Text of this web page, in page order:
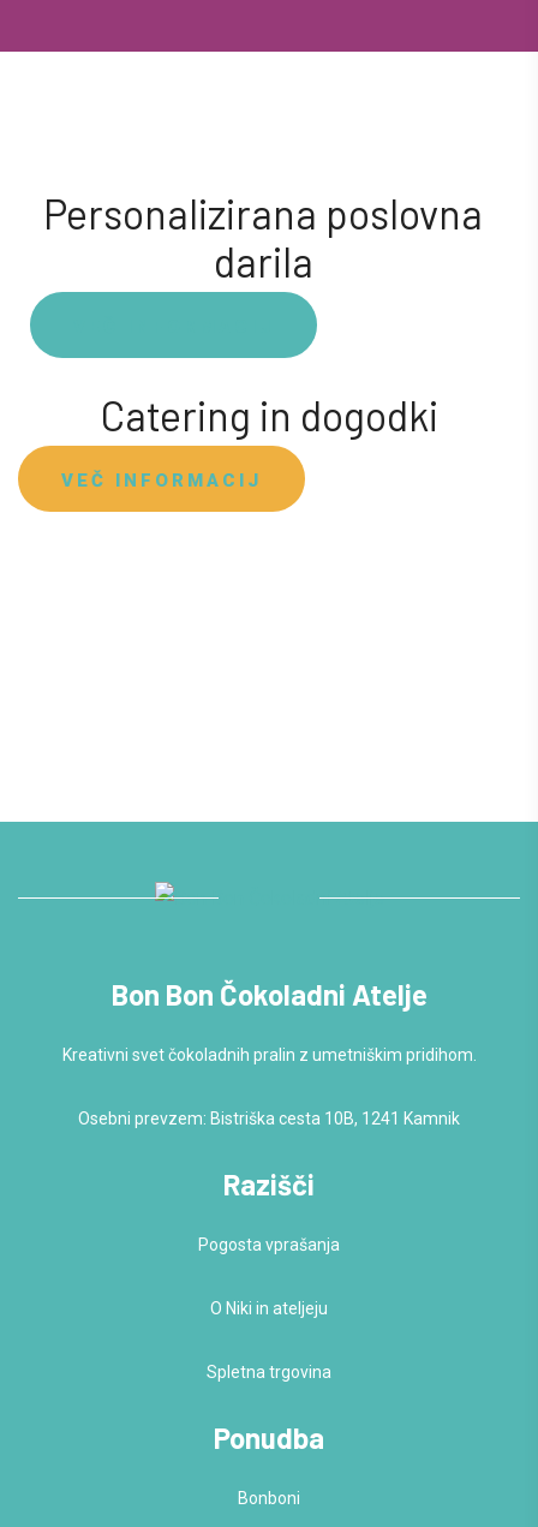
Personalizirana poslovna
darila
Catering in dogodki
VEČ INFORMACIJ
Bon Bon Čokoladni Atelje
Kreativni svet čokoladnih pralin z umetniškim pridihom.
Osebni prevzem: Bistriška cesta 10B, 1241 Kamnik
Razišči
Pogosta vprašanja
O Niki in ateljeju
Spletna trgovina
Ponudba
Bonboni